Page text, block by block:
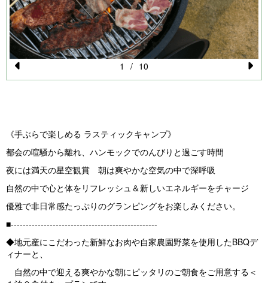
Pr
o
u
s
N
1 / 10
《手ぶらで楽しめる ラスティックキャンプ》
都会の喧騒から離れ、ハンモックでのんびりと過ごす時間
夜には満天の星空観賞 朝は爽やかな空気の中で深呼吸
自然の中で心と体をリフレッシュ＆新しいエネルギーをチャージ
優雅で非日常感たっぷりのグランピングをお楽しみください。
■-------------------------------------------------
◆地元産にこだわった新鮮なお肉や自家農園野菜を使用したBBQデ
ィナーと、
自然の中で迎える爽やかな朝にピッタリのご朝食をご用意する＜